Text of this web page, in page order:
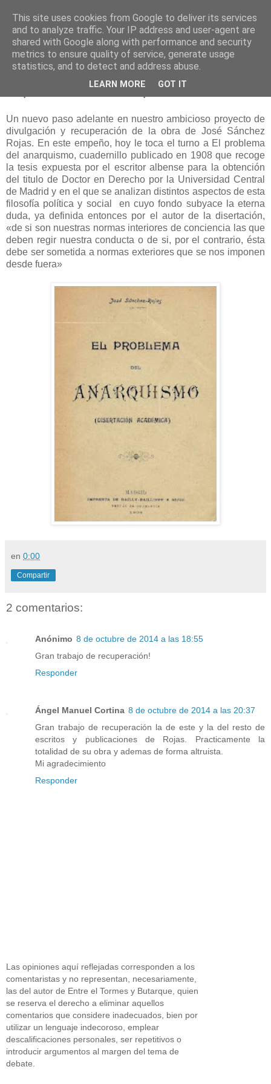
El problema del anarquismo
Un nuevo paso adelante en nuestro ambicioso proyecto de
divulgación y recuperación de la obra de José Sánchez
Rojas. En este empeño, hoy le toca el turno a El problema
del anarquismo, cuadernillo publicado en 1908 que recoge
la tesis expuesta por el escritor albense para la obtención
del titulo de Doctor en Derecho por la Universidad Central
de Madrid y en el que se analizan distintos aspectos de esta
filosofía política y social en cuyo fondo subyace la eterna
duda, ya definida entonces por el autor de la disertación,
«de si son nuestras normas interiores de conciencia las que
deben regir nuestra conducta o de si, por el contrario, ésta
debe ser sometida a normas exteriores que se nos imponen
desde fuera»
en 0:00
Compartir
2 comentarios:
Anónimo 8 de octubre de 2014 a las 18:55
Gran trabajo de recuperación!
Responder
Ángel Manuel Cortina 8 de octubre de 2014 a las 20:37
Gran trabajo de recuperación la de este y la del resto de
escritos y publicaciones de Rojas. Practicamente la
totalidad de su obra y ademas de forma altruista.
Mi agradecimiento
Responder
Las opiniones aquí reflejadas corresponden a los
comentaristas y no representan, necesariamente,
las del autor de Entre el Tormes y Butarque, quien
se reserva el derecho a eliminar aquellos
comentarios que considere inadecuados, bien por
utilizar un lenguaje indecoroso, emplear
descalificaciones personales, ser repetitivos o
introducir argumentos al margen del tema de
debate.
This site uses cookies from Google to deliver its services
and to analyze traffic. Your IP address and user-agent are
shared with Google along with performance and security
metrics to ensure quality of service, generate usage
statistics, and to detect and address abuse.
LEARN MORE GOT IT